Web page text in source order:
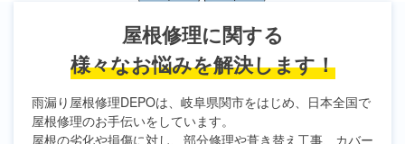
屋根修理に関する
様々なお悩みを解決します！
雨漏り屋根修理DEPOは、岐阜県関市をはじめ、日本全国で
屋根修理のお手伝いをしています。
屋根の劣化や損傷に対し、部分修理や葺き替え工事、カバー